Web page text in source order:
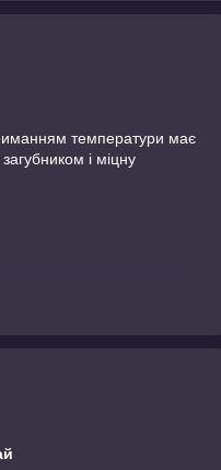
температури має
і міцну